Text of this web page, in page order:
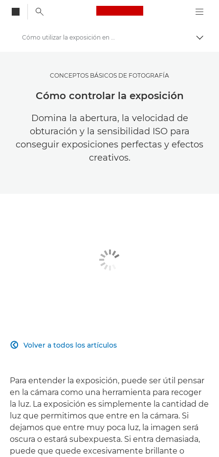
Canon Logo, back
Inspírate | Sugerencias de fotografía e impresión y guías para compradores
Fotografía e impresión Sugerencias y técnicas
Cómo utilizar la exposición en fotografía
CONCEPTOS BÁSICOS DE FOTOGRAFÍA
Cómo controlar la exposición
Domina la abertura, la velocidad de
obturación y la sensibilidad ISO para
conseguir exposiciones perfectas y efectos
creativos.
Volver a todos los artículos

Para entender la exposición, puede ser útil pensar
en la cámara como una herramienta para recoger
la luz. La exposición es simplemente la cantidad de
luz que permitimos que entre en la cámara. Si
dejamos que entre muy poca luz, la imagen será
oscura o estará subexpuesta. Si entra demasiada,
puede que quede excesivamente brillante o